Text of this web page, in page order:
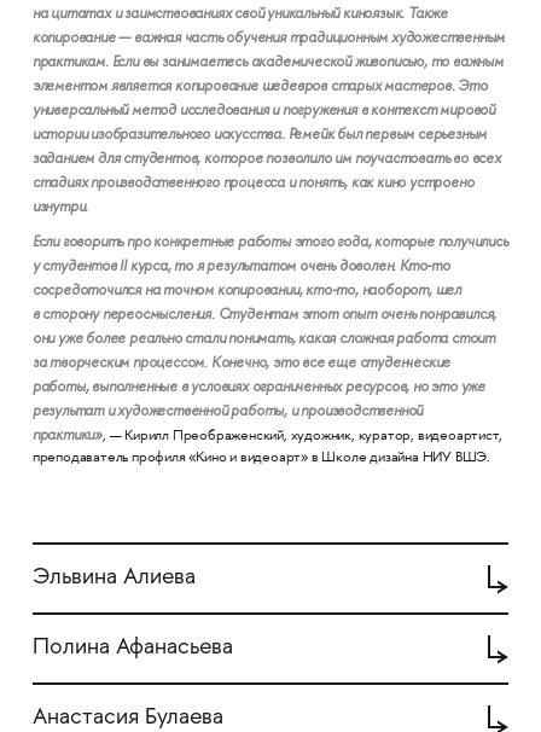
на цитатах и заимствованиях свой уникальный киноязык. Также
копирование — важная часть обучения традиционным художественным
практикам. Если вы занимаетесь академической живописью, то важным
элементом является копирование шедевров старых мастеров. Это
универсальный метод исследования и погружения в контекст мировой
истории изобразительного искусства. Ремейк был первым серьезным
заданием для студентов, которое позволило им поучастовать во всех
стадиях производственного процесса и понять, как кино устроено
изнутри.
Если говорить про конкретные работы этого года, которые получились
у студентов II курса, то я результатом очень доволен. Кто-то
сосредоточился на точном копировании, кто-то, наоборот, шел
в сторону переосмысления. Студентам этот опыт очень понравился,
они уже более реально стали понимать, какая сложная работа стоит
за творческим процессом. Конечно, это все еще студенческие
работы, выполненные в условиях ограниченных ресурсов, но это уже
результат и художественной работы, и производственной
практики», — Кирилл Преображенский, художник, куратор, видеоартист,
преподаватель профиля «Кино и видеоарт» в Школе дизайна НИУ ВШЭ.
Эльвина Алиева
Полина Афанасьева
Анастасия Булаева